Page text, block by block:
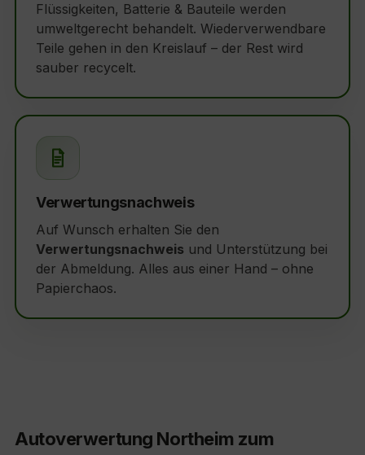
Flüssigkeiten, Batterie & Bauteile werden
umweltgerecht behandelt. Wiederverwendbare
Teile gehen in den Kreislauf – der Rest wird
sauber recycelt.
Verwertungsnachweis
Auf Wunsch erhalten Sie den
Verwertungsnachweis und Unterstützung bei
der Abmeldung. Alles aus einer Hand – ohne
Papierchaos.
Autoverwertung Northeim zum